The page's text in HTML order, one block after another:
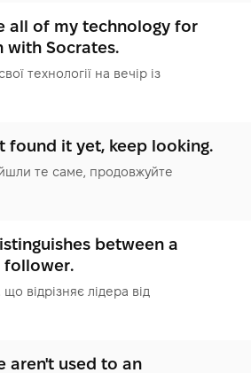
all of my technology for
with Socrates.
технології на вечір із
found it yet, keep looking.
те саме, продовжуйте
between a
follower.
відрізняє лідера від
aren't used to an